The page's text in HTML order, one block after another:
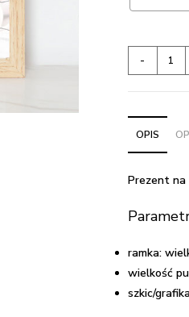
Prezent
ścianę
dla
Mamy
Puzzle
ramie
zdjęciem
-
OPIS
Prezent na
ramka:
wielkość
szkic/